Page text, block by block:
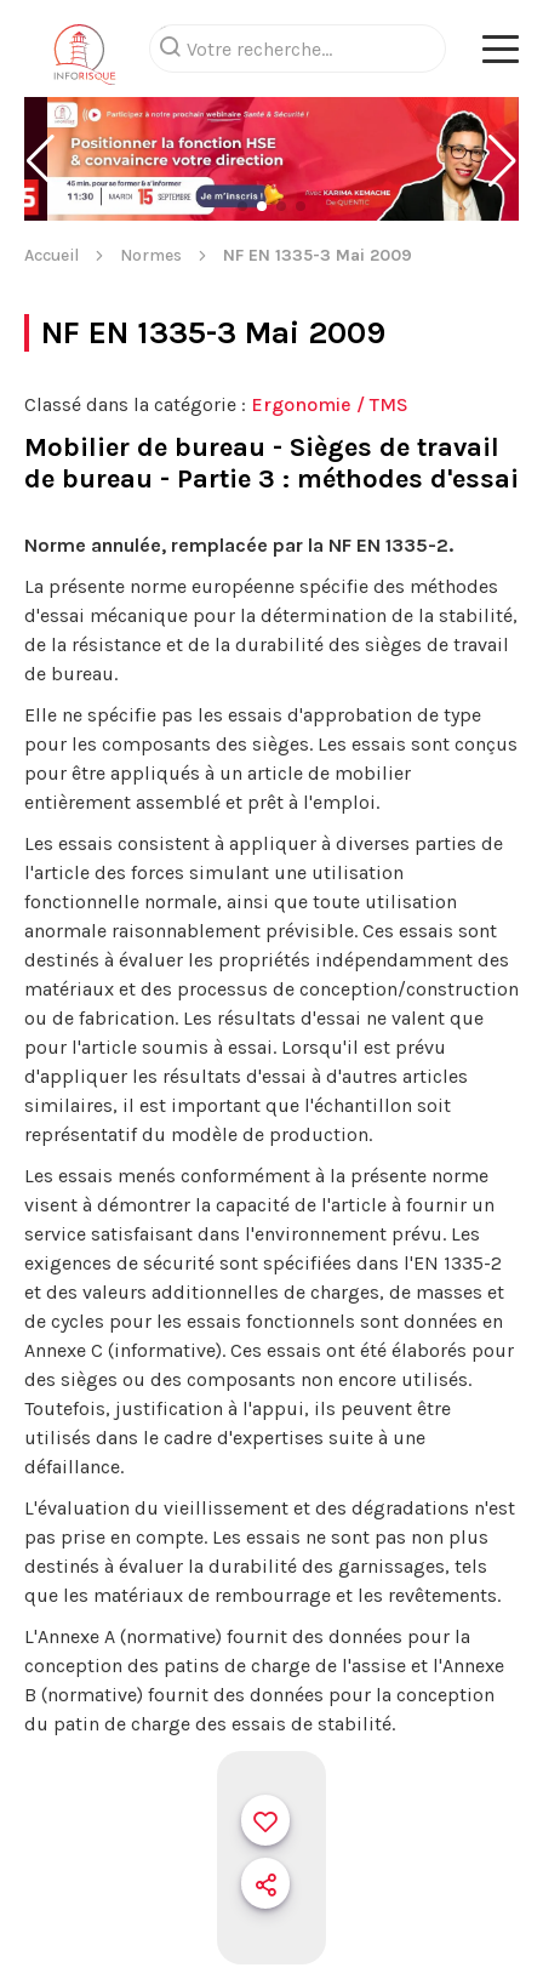
Accueil Normes NF EN 1335-3 Mai 2009
NF EN 1335-3 Mai 2009
Classé dans la catégorie : Ergonomie / TMS
Mobilier de bureau - Sièges de travail
de bureau - Partie 3 : méthodes d'essai
Norme annulée, remplacée par la NF EN 1335-2.
La présente norme européenne spécifie des méthodes
d'essai mécanique pour la détermination de la stabilité,
de la résistance et de la durabilité des sièges de travail
de bureau.
Elle ne spécifie pas les essais d'approbation de type
pour les composants des sièges. Les essais sont conçus
pour être appliqués à un article de mobilier
entièrement assemblé et prêt à l'emploi.
Les essais consistent à appliquer à diverses parties de
l'article des forces simulant une utilisation
fonctionnelle normale, ainsi que toute utilisation
anormale raisonnablement prévisible. Ces essais sont
destinés à évaluer les propriétés indépendamment des
matériaux et des processus de conception/construction
ou de fabrication. Les résultats d'essai ne valent que
pour l'article soumis à essai. Lorsqu'il est prévu
d'appliquer les résultats d'essai à d'autres articles
similaires, il est important que l'échantillon soit
représentatif du modèle de production.
Les essais menés conformément à la présente norme
visent à démontrer la capacité de l'article à fournir un
service satisfaisant dans l'environnement prévu. Les
exigences de sécurité sont spécifiées dans l'EN 1335-2
et des valeurs additionnelles de charges, de masses et
de cycles pour les essais fonctionnels sont données en
Annexe C (informative). Ces essais ont été élaborés pour
des sièges ou des composants non encore utilisés.
Toutefois, justification à l'appui, ils peuvent être
utilisés dans le cadre d'expertises suite à une
défaillance.
L'évaluation du vieillissement et des dégradations n'est
pas prise en compte. Les essais ne sont pas non plus
destinés à évaluer la durabilité des garnissages, tels
que les matériaux de rembourrage et les revêtements.
L'Annexe A (normative) fournit des données pour la
conception des patins de charge de l'assise et l'Annexe
B (normative) fournit des données pour la conception
du patin de charge des essais de stabilité.